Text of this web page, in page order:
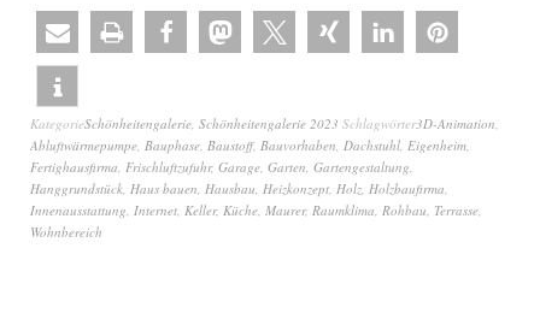
KategorieSchönheitengalerie Schönheitengalerie 2023 Schlagwörter3D-Animation
Abluftwärmepumpe Bauphase Baustoff, Bauvorhaben Dachstuhl Eigenheim
Fertighausfirma Frischluftzufuhr, Garage Garten Gartengestaltung
Hanggrundstück Haus bauen Hausbau Heizkonzept Holz Holzbaufirma
Innenausstattung Internet Keller, Küche Maurer, Raumklima Rohbau Terrasse
Wohnbereich